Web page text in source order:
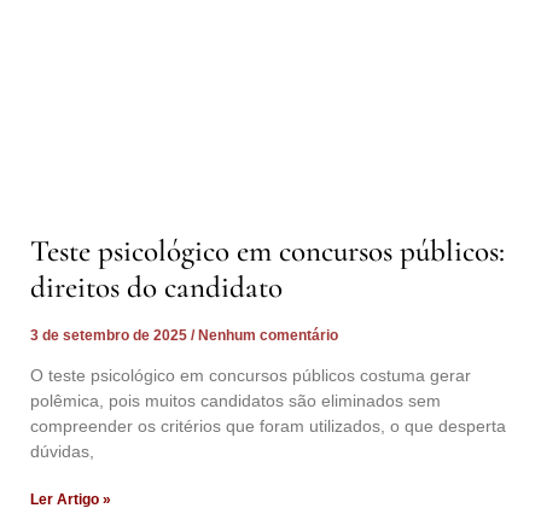
Teste psicológico em concursos públicos:
direitos do candidato
3 de setembro de 2025 Nenhum comentário
O teste psicológico em concursos públicos costuma gerar
polêmica, pois muitos candidatos são eliminados sem
compreender os critérios que foram utilizados, o que desperta
dúvidas,
Ler Artigo »